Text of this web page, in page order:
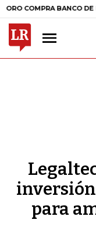
BANCO DE LA
para